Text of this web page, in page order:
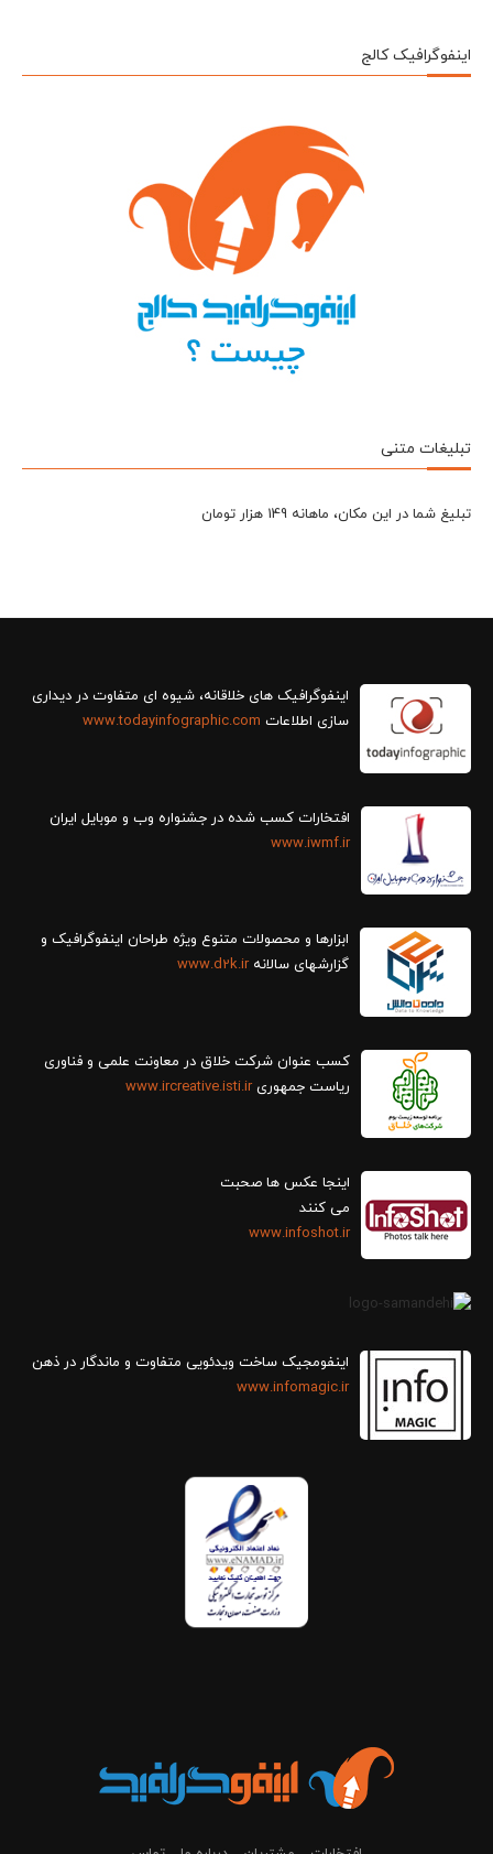
اینفوگرافیک کالج
تبلیغات متنی
تبلیغ شما در این مکان، ماهانه 149 هزار تومان
سازی اطلاعات www.todayinfographic.com
افتخارات کسب شده در جشنواره وب و موبایل ایران
www.iwmf.ir
ابزارها و محصولات متنوع ویژه طراحان اینفوگرافیک و
گزارش‎های سالانه
www.d2k.ir
کسب عنوان شرکت خلاق در معاونت علمی و فناوری
ریاست جمهوریwww.ircreative.isti.ir
اینجا عکس ها صحبت
می کنند
www.infoshot.ir
اینفومجیک ساخت ویدئویی متفاوت و ماندگار در ذهن
www.infomagic.ir